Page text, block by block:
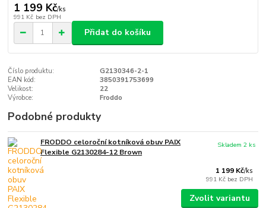
1 199 Kč/ks
991 Kč bez DPH
Přidat do košíku
Číslo produktu:
G2130346-2-1
EAN kód:
3850391753699
Velikost:
22
Výrobce:
Froddo
Podobné produkty
FRODDO celoroční kotníková obuv PAIX
Flexible G2130284-12 Brown
1 199 Kč/ks
991 Kč bez DPH
Skladem 2 ks
Zvolit variantu